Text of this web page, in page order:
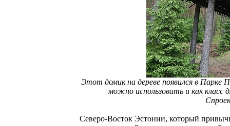
Этот домик на дереве появился в Парке
можно использовать и как класс
Северо-Восток Эстонии, который